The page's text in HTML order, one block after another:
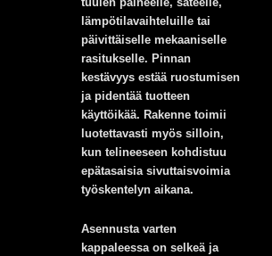
lämpötilavaihteluille tai
päivittäiselle mekaaniselle
rasitukselle. Pinnan
kestävyys estää ruostumisen
ja pidentää tuotteen
käyttöikää. Rakenne toimii
luotettavasti myös silloin,
kun telineeseen kohdistuu
epätasaisia sivuttaisvoimia
työskentelyn aikana.
Asennusta varten
kappaleessa on selkeä ja